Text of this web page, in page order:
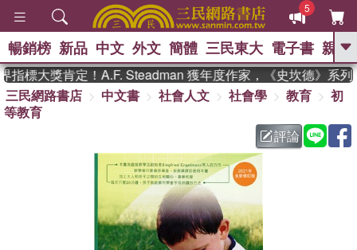
5
GO
熱搜： 東野圭吾 、 高希均教授回憶錄
暑期推薦 、 國際布克
方念華 、 台灣的李
登輝時代 、 數學女孩：黎曼猜想
偉大的迷走神經
暢銷榜 新品 中文 外文 簡體 三民東大 電子書 親子
標大獎肯定！A.F. Steadman 獲年度作家，《史坎德》系列帶
三民網路書店
中文書 社會人文 社會學 教育
初
等教育
評論